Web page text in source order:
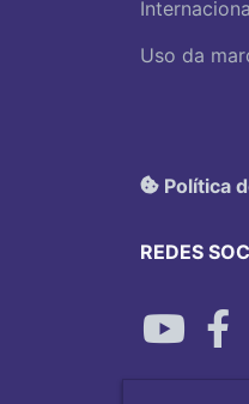
Uso da
Política
REDES